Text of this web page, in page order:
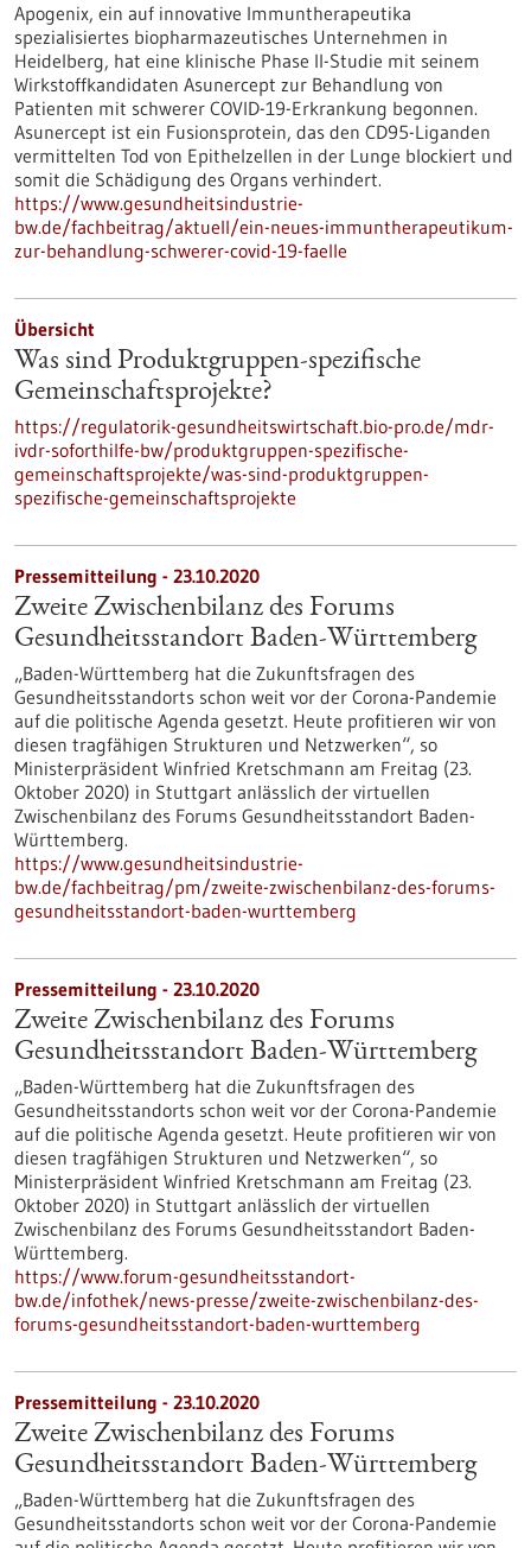
Apogenix, ein auf innovative Immuntherapeutika
spezialisiertes biopharmazeutisches Unternehmen in
Heidelberg, hat eine klinische Phase II-Studie mit seinem
Wirkstoffkandidaten Asunercept zur Behandlung von
Patienten mit schwerer COVID-19-Erkrankung begonnen.
Asunercept ist ein Fusionsprotein, das den CD95-Liganden
vermittelten Tod von Epithelzellen in der Lunge blockiert und
somit die Schädigung des Organs verhindert.
https://www.gesundheitsindustrie-
bw.de/fachbeitrag/aktuell/ein-neues-immuntherapeutikum-
zur-behandlung-schwerer-covid-19-faelle
Übersicht
Was sind Produktgruppen-spezifische
Gemeinschaftsprojekte?
https://regulatorik-gesundheitswirtschaft.bio-pro.de/mdr-
ivdr-soforthilfe-bw/produktgruppen-spezifische-
gemeinschaftsprojekte/was-sind-produktgruppen-
spezifische-gemeinschaftsprojekte
Pressemitteilung - 23.10.2020
Zweite Zwischenbilanz des Forums
Gesundheitsstandort Baden-Württemberg
„Baden-Württemberg hat die Zukunftsfragen des
Gesundheitsstandorts schon weit vor der Corona-Pandemie
auf die politische Agenda gesetzt. Heute profitieren wir von
diesen tragfähigen Strukturen und Netzwerken“, so
Ministerpräsident Winfried Kretschmann am Freitag (23.
Oktober 2020) in Stuttgart anlässlich der virtuellen
Zwischenbilanz des Forums Gesundheitsstandort Baden-
Württemberg.
https://www.gesundheitsindustrie-
bw.de/fachbeitrag/pm/zweite-zwischenbilanz-des-forums-
gesundheitsstandort-baden-wurttemberg
Pressemitteilung - 23.10.2020
Zweite Zwischenbilanz des Forums
Gesundheitsstandort Baden-Württemberg
„Baden-Württemberg hat die Zukunftsfragen des
Gesundheitsstandorts schon weit vor der Corona-Pandemie
auf die politische Agenda gesetzt. Heute profitieren wir von
diesen tragfähigen Strukturen und Netzwerken“, so
Ministerpräsident Winfried Kretschmann am Freitag (23.
Oktober 2020) in Stuttgart anlässlich der virtuellen
Zwischenbilanz des Forums Gesundheitsstandort Baden-
Württemberg.
https://www.forum-gesundheitsstandort-
bw.de/infothek/news-presse/zweite-zwischenbilanz-des-
forums-gesundheitsstandort-baden-wurttemberg
Pressemitteilung - 23.10.2020
Zweite Zwischenbilanz des Forums
Gesundheitsstandort Baden-Württemberg
„Baden-Württemberg hat die Zukunftsfragen des
Gesundheitsstandorts schon weit vor der Corona-Pandemie